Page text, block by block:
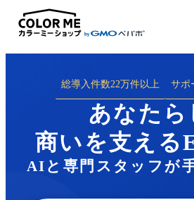
総導入件数22万件以上 サポ
あなたら
商いを支える
AIと専門スタッフが